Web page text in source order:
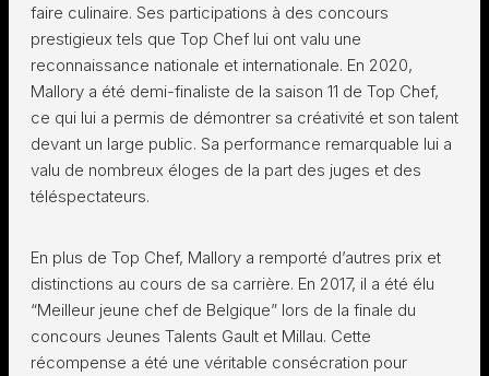
faire culinaire. Ses participations à des concours
prestigieux tels que Top Chef lui ont valu une
reconnaissance nationale et internationale. En 2020,
Mallory a été demi-finaliste de la saison 11 de Top Chef,
ce qui lui a permis de démontrer sa créativité et son talent
devant un large public. Sa performance remarquable lui a
valu de nombreux éloges de la part des juges et des
téléspectateurs.
En plus de Top Chef, Mallory a remporté d’autres prix et
distinctions au cours de sa carrière. En 2017, il a été élu
“Meilleur jeune chef de Belgique” lors de la finale du
concours Jeunes Talents Gault et Millau. Cette
récompense a été une véritable consécration pour